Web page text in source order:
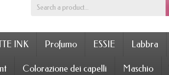
INK Profumo ESSIE Labbra
Colorazione dei capelli Maschio